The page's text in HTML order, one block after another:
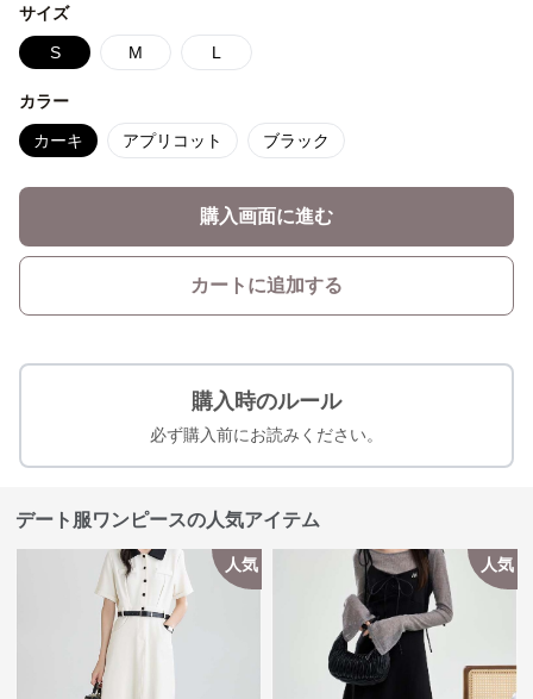
サイズ
S M L
カラー
カーキ アプリコット ブラック
購入画面に進む
カートに追加する
購入時のルール
必ず購入前にお読みください。
デート服ワンピースの人気アイテム
人気 人気